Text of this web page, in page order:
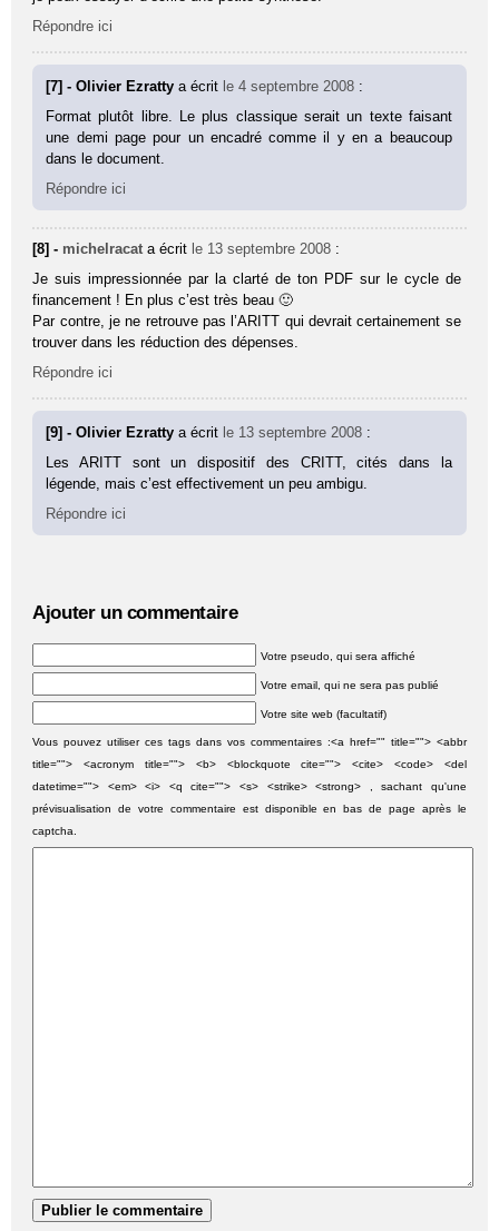
Répondre ici
[7] - Olivier Ezrattya écrit le 4 septembre 2008 :
Format plutôt libre. Le plus classique serait un texte faisant
une demi page pour un encadré comme il y en a beaucoup
dans le document.
Répondre ici
[8] - michelracat a écrit le 13 septembre 2008 :
Je suis impressionnée par la clarté de ton PDF sur le cycle de
financement ! En plus c’est très beau 🙂
Par contre, je ne retrouve pas l’ARITT qui devrait certainement se
trouver dans les réduction des dépenses.
Répondre ici
[9] - Olivier Ezrattya écrit le 13 septembre 2008 :
Les ARITT sont un dispositif des CRITT, cités dans la
légende, mais c’est effectivement un peu ambigu.
Répondre ici
Ajouter un commentaire
Votre pseudo, qui sera affiché
Votre email, qui ne sera pas publié
Votre site web (facultatif)
Vous pouvez utiliser ces tags dans vos commentaires :<a href="" title=""> <abbr
title=""> <acronym title=""> <b> <blockquote cite=""> <cite> <code> <del
datetime=""> <em> <i> <q cite=""> <s> <strike> <strong> , sachant qu'une
prévisualisation de votre commentaire est disponible en bas de page après le
captcha.